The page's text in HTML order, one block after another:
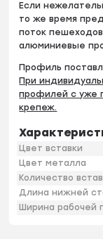
Если
то же время
поток
алюминиевые
Профиль
При
профилей с уже
крепеж.
Цвет вставки
Цвет металла
Количество
Длина нижней
Ширина рабочей